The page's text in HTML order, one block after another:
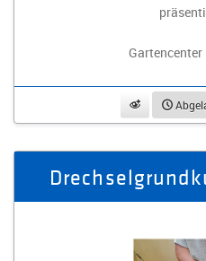
Gartencenter
beobachten